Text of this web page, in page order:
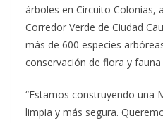
árboles en Circuito Colonias,
Corredor Verde de Ciudad
más de 600 especies
conservación de flora y
“Estamos construyendo una
limpia y más segura.